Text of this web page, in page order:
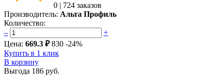
0 | 724 заказов
Производитель: Альта Профиль
Количество:
–
+
Цена: 669.3 ₽ 830 -24%
Купить в 1 клик
В корзину
Выгода 186 руб.